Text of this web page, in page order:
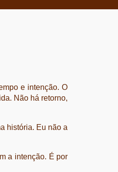
e intenção. O
Não há retorno,
história. Eu não a
a intenção. É por